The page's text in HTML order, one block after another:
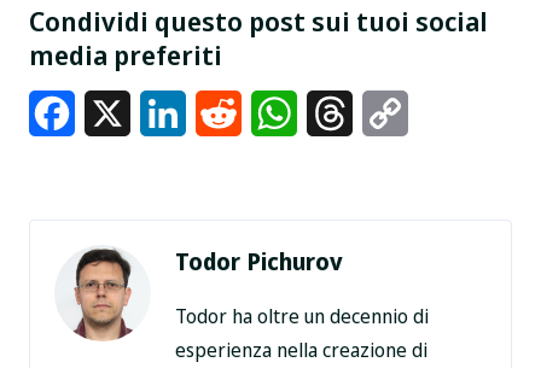
Condividi questo post sui tuoi social
media preferiti
Facebook LinkedInReddit WhatsAppThreads
Todor Pichurov
Todor ha oltre un decennio di
esperienza nella creazione di